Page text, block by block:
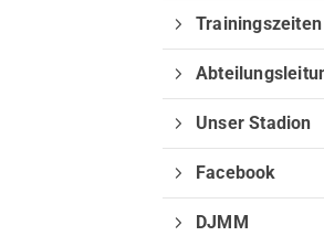
Trainingszeiten
Unser Stadion
Facebook
DJMM
Welche
Sie können